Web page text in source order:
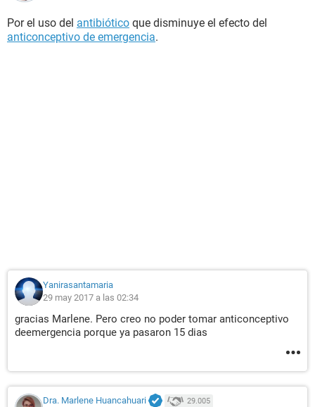
Por el uso del antibiótico que disminuye el efecto del
anticonceptivo de emergencia.
Yanirasantamaria
29 may 2017 a las 02:34
gracias Marlene. Pero creo no poder tomar anticonceptivo
deemergencia porque ya pasaron 15 dias
Dra. Marlene Huancahuari 29.005